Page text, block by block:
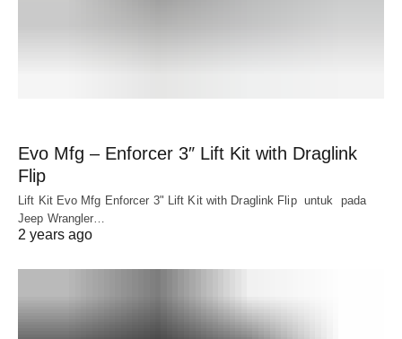
Evo Mfg – Enforcer 3″ Lift Kit with Draglink
Flip
Lift Kit Evo Mfg Enforcer 3" Lift Kit with Draglink Flip untuk pada
Jeep Wrangler…
2 years ago